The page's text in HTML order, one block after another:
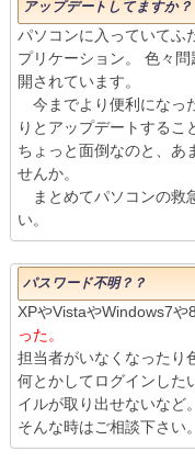
アップデートしてますか？
パソコンに入っていてふ
プリケーション。 色々
開されています。
今までより便利になっ
りとアップデートするこ
ちょっと面倒なのと、あ
せんか。
まとめてパソコンの救
い。
パスワード不明？？
XPやVistaやWindows7や
った。
担当者がいなくなったり
何とかしてログインした
イルが取り出せないなど。
そんな時はご相談下さい